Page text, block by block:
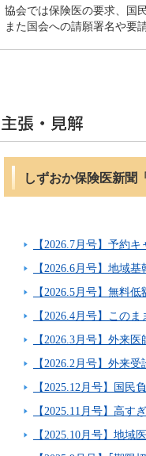
協会では保険医の要求、国
また国会への請願署名や要
しずおか保険医新聞
【2026.7月号】予約
【2026.6月号】地域
【2026.5月号】無料
【2026.4月号】この
【2026.3月号】外来
【2026.2月号】外来
【2025.12月号】国
【2025.11月号】高
【2025.10月号】地